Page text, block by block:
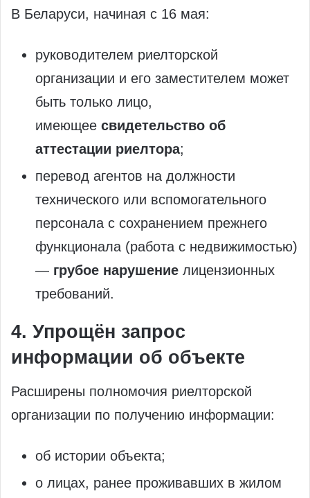
В Беларуси, начиная с 16 мая:
руководителем риелторской
организации и его заместителем может
быть только лицо,
имеющее свидетельство об
аттестации риелтора;
перевод агентов на должности
технического или вспомогательного
персонала с сохранением прежнего
функционала (работа с недвижимостью)
— грубое нарушение лицензионных
требований.
4. Упрощён запрос
информации об объекте
Расширены полномочия риелторской
организации по получению информации:
об истории объекта;
о лицах, ранее проживавших в жилом